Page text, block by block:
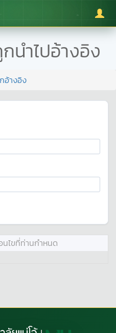
นำไปอ้างอิง
อ้างอิง
นไขที่ท่านกำหนด